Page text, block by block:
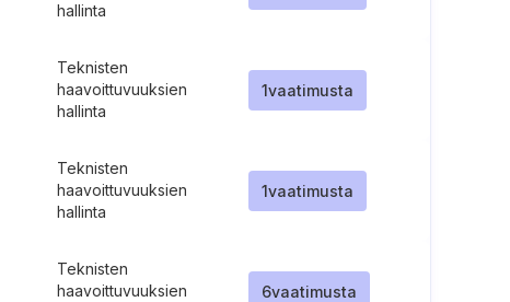
hallinta
Teknisten
haavoittuvuuksien
hallinta
1vaatimusta
Teknisten
haavoittuvuuksien
hallinta
1vaatimusta
Teknisten
haavoittuvuuksien
6vaatimusta